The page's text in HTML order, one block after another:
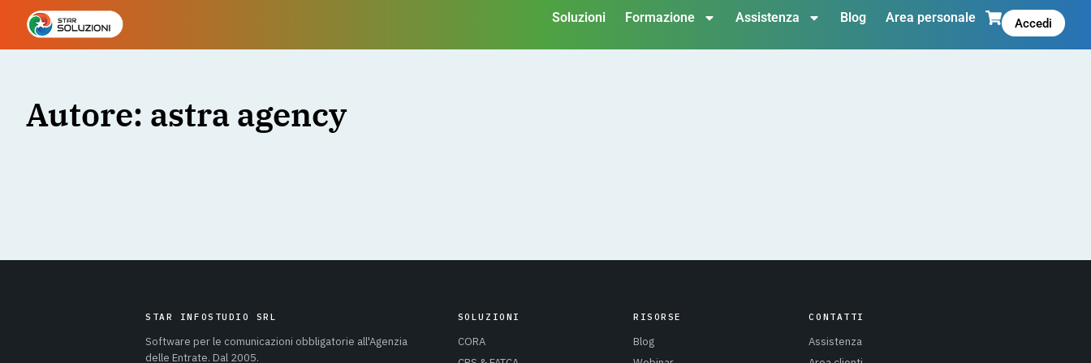
Soluzioni Formazione Assistenza Blog Area personale Accedi
Autore: astra agency
STAR INFOSTUDIO SRL
Software per le comunicazioni obbligatorie all'Agenzia
delle Entrate. Dal 2005.
SOLUZIONI
CORA
RISORSE
Blog
CONTATTI
Assistenza